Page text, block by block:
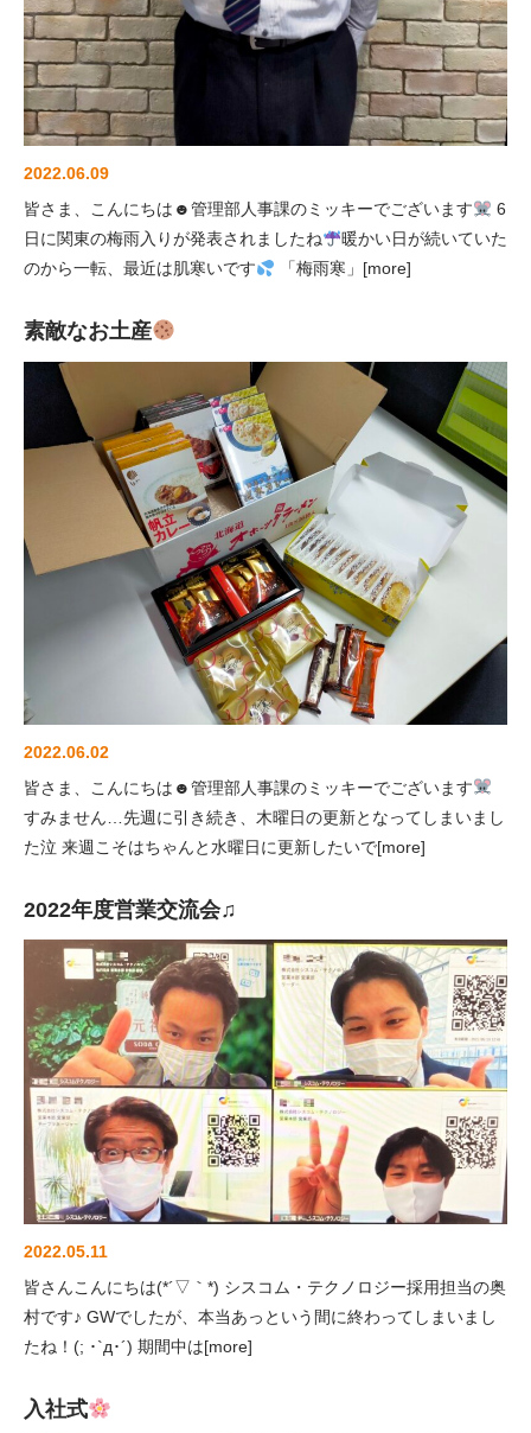
システム開
発
メディカル
新卒採
用
中途採
用
2022.06.09
皆さま、こんにちは☻管理部人事課のミッキーでございます
6
日に関東の梅雨入りが発表されましたね
暖かい日が続いていた
のから一転、最近は肌寒いです
「梅雨寒」[more]
素敵なお土産
2022.06.02
皆さま、こんにちは☻管理部人事課のミッキーでございます
すみません…先週に引き続き、木曜日の更新となってしまいまし
た泣 来週こそはちゃんと水曜日に更新したいで[more]
2022年度営業交流会♫
2022.05.11
皆さんこんにちは(*´▽｀*) シスコム・テクノロジー採用担当の奥
村です♪ GWでしたが、本当あっという間に終わってしまいまし
たね！(; ･`д･´) 期間中は[more]
入社式